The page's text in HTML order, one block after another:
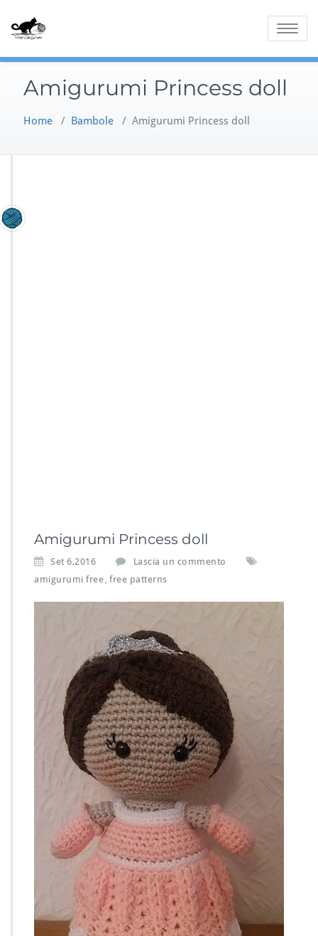
Toggle
Amigurumi Princess doll
Home / Bambole / Amigurumi Princess doll
Amigurumi Princess doll
Set 6,2016
Lascia un commento
amigurumi free free patterns